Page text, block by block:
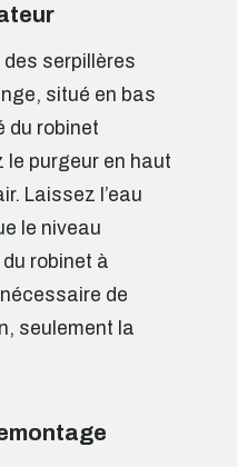
serpillères
situé en bas
du robinet
le purgeur en haut
Laissez l’eau
le niveau
robinet à
de
seulement la